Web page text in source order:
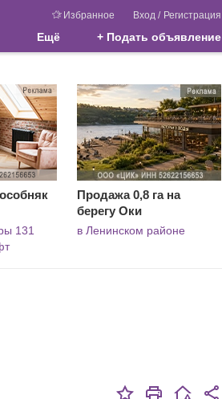
Избранное Вход / Регистрация
Ещё + Подать объявление
131
Продажа 0,8 га на
берегу Оки
в Ленинском районе